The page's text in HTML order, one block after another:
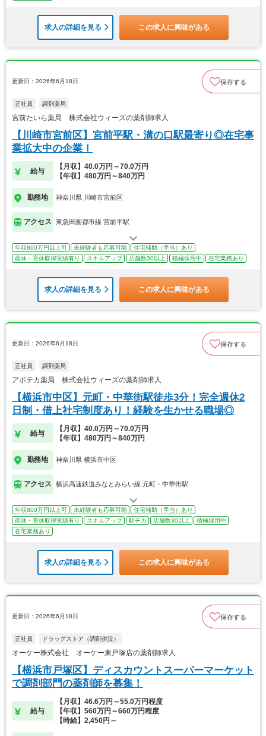
求人の詳細を見る この求人に興味がある
更新日：2026年6月18日 保存する
正社員 調剤薬局
宮前たいら薬局 株式会社ウィーズの薬剤師求人
【川崎市宮前区】宮前平駅・溝の口駅最寄り◎在宅事
業拡大中の企業！
給与
【月収】40.0万円～70.0万円
【年収】480万円～840万円
勤務地 神奈川県 川崎市宮前区
アクセス 東急田園都市線 宮前平駅
年収800万円以上可 未経験者も応募可能
住宅補助（手当）あり
産休・育休取得実績有り
スキルアップ 店舗数30以上 積極採用中 在宅業務あり
求人の詳細を見る この求人に興味がある
更新日：2026年6月18日 保存する
正社員 調剤薬局
アポテカ薬局 株式会社ウィーズの薬剤師求人
【横浜市中区】元町・中華街駅徒歩3分！完全週休2
日制・借上社宅制度あり！経験を生かせる職場◎
給与
【月収】40.0万円～70.0万円
【年収】480万円～840万円
勤務地 神奈川県 横浜市中区
アクセス 横浜高速鉄道みなとみらい線 元町・中華街駅
年収800万円以上可 未経験者も応募可能
住宅補助（手当）あり
産休・育休取得実績有り
スキルアップ 駅チカ 店舗数30以上
積極採用中
在宅業務あり
求人の詳細を見る この求人に興味がある
更新日：2026年6月18日 保存する
正社員 ドラッグストア（調剤併設）
オーケー株式会社 オーケー東戸塚店の薬剤師求人
【横浜市戸塚区】ディスカウントスーパーマーケット
で調剤部門の薬剤師を募集！
給与
【月収】46.6万円～55.0万円程度
【年収】560万円～660万円程度
【時給】2,450円～